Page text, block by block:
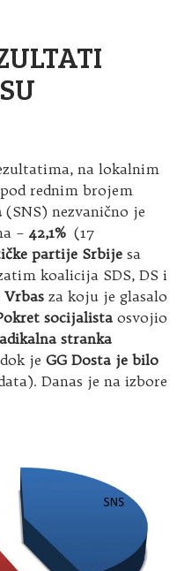
na lokalnim
rednim brojem
(SNS) nezvanično je
– 42,1% (17
partije Srbije sa
koalicija SDS, DS i
za koju je glasalo
socijalista osvojio
stranka
dok je GG Dosta je bilo
Danas je na izbore